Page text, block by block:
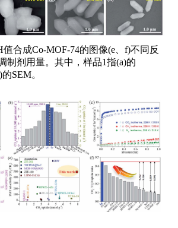
值合成Co-MOF-74的图像(e、f)不同反
制剂用量。其中，样品1指(a)的
SEM。